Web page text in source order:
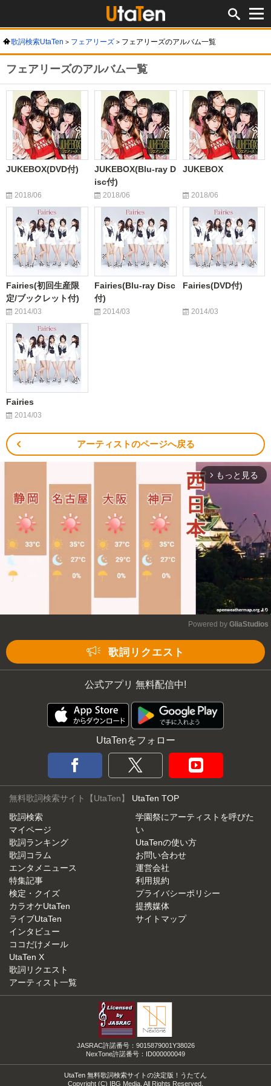
歌詞検索UtaTen フェアリーズ フェアリーズのアルバム一覧
フェアリーズのアルバム一覧
JUKEBOX(DVD付)
2018/06
JUKEBOX(Blu-ray D
isc付)
2018/06
JUKEBOX
2018/06
Fairies(初回生産限
定/ブックレット付)
2014/03
Fairies(Blu-ray Disc
付)
2014/03
Fairies(DVD付)
2014/03
Fairies
2014/03
アーティストのページへ戻る
arrow_forward_ios もっと見る
Powered by GliaStudios
歌詞リクエスト
公式アプリ 無料配信中!
UtaTenをフォロー
無料歌詞検索サイト【UtaTen】 UtaTen TOP
歌詞検索
マイページ
歌詞ランキング
歌詞コラム
エンタメニュース
特集記事
検定・クイズ
カラオケUtaTen
ライブUtaTen
インタビュー
ココだけメール
UtaTen X
歌詞リクエスト
アーティスト一覧
学園祭にアーティストを呼びた
い
UtaTenの使い方
お問い合わせ
運営会社
利用規約
プライバシーポリシー
提携媒体
サイトマップ
JASRAC許諾番号：9015879001Y38026
NexTone許諾番号：ID000000049
UtaTen 無料歌詞検索サイトの決定版！うたてん
Copyright (C) IBG Media. All Rights Reserved.